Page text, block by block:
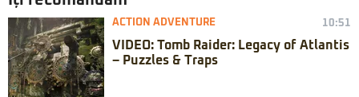
ACTION ADVENTURE 10:51
VIDEO: Tomb Raider: Legacy of Atlantis
– Puzzles & Traps